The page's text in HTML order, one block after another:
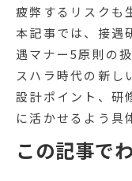
疲弊するリスクも
本記事では、接遇
遇マナー5原則の
スハラ時代の新し
設計ポイント、研
に活かせるよう具
この記事で